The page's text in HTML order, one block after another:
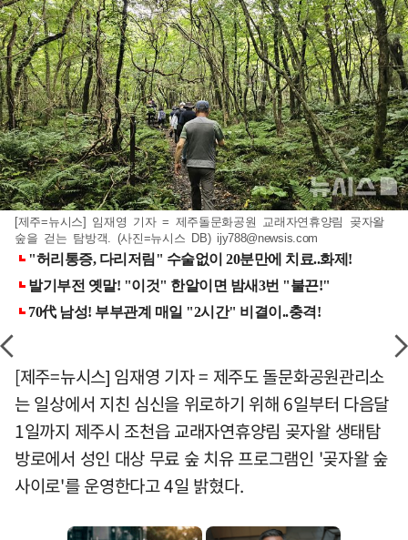
[제주=뉴시스] 임재영 기자 = 제주돌문화공원 교래자연휴양림 곶자왈
숲을 걷는 탐방객. (사진=뉴시스 DB) ijy788@newsis.com
[제주=뉴시스] 임재영 기자 = 제주도 돌문화공원관리소
는 일상에서 지친 심신을 위로하기 위해 6일부터 다음달
1일까지 제주시 조천읍 교래자연휴양림 곶자왈 생태탐
방로에서 성인 대상 무료 숲 치유 프로그램인 '곶자왈 숲
사이로'를 운영한다고 4일 밝혔다.